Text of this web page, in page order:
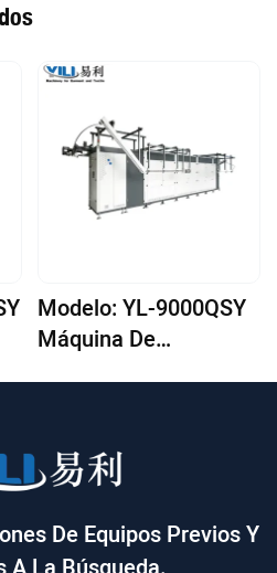
Modelo: YL-9000QSY
Máquina De
De Equipos Previos Y